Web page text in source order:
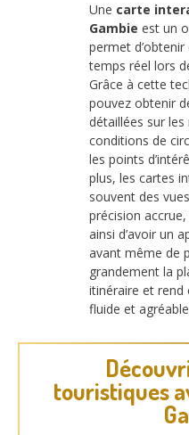
Une carte
Gambie est un
permet
temps réel lors
Grâce à cette
pouvez obtenir
détaillées sur
conditions de
les points
plus, les cartes
souvent des
précision
ainsi d’avoir un
avant même de
grandement la
itinéraire et rend
fluide et
touristiques